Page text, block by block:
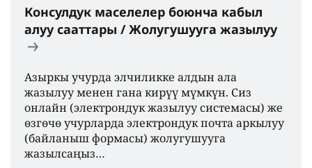
Консулдук маселелер боюнча кабыл
алуу сааттары / Жолугушууга жазылуу
Азыркы учурда элчиликке алдын ала
жазылуу менен гана кирүү мүмкүн. Сиз
онлайн (электрондук жазылуу системасы) же
өзгөчө учурларда электрондук почта аркылуу
(байланыш формасы) жолугушууга
жазылсаңыз…